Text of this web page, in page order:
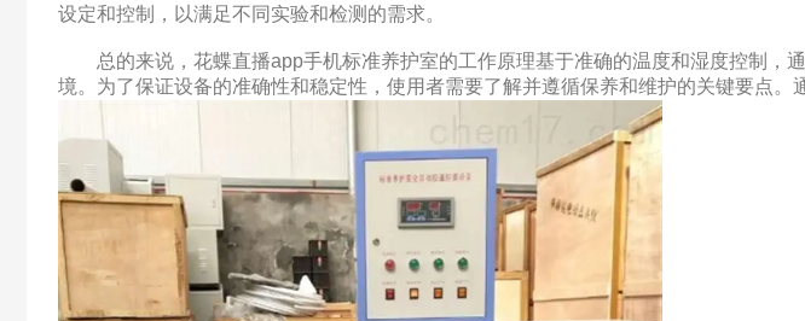
设定和控制，以满足不同实验和检测的需求。
总的来说，花蝶直播app手机标准养护室的工作原理基于准确的温度和湿度控制，通过
境。为了保证设备的准确性和稳定性，使用者需要了解并遵循保养和维护的关键要点